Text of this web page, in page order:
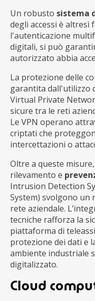
Un robusto sistema
degli accessi è altresì
l'autenticazione
digitali, si può
autorizzato abbia
La protezione delle
garantita dall'utilizzo
Virtual Private
sicure tra le reti
Le VPN operano
criptati che
intercettazioni o
Oltre a queste misure,
rilevamento e
Intrusion Detection
System) svolgono un
rete aziendale.
tecniche rafforza la
piattaforma di
protezione dei dati e
ambiente industriale
digitalizzato.
Cloud